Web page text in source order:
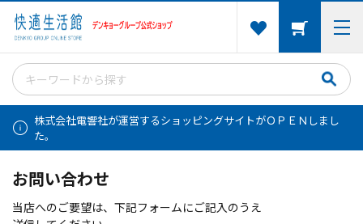
株式会社電響社が運営するショッピングサイトがＯＰＥＮしまし
た。
お問い合わせ
当店へのご要望は、下記フォームにご記入のうえ